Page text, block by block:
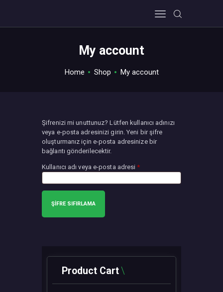
My account
Home Shop My account
PRIVACY POLICY
CONTACT US
Şifrenizi mi unuttunuz? Lütfen kullanıcı adınızı
veya e-posta adresinizi girin. Yeni bir şifre
oluşturmanız için e-posta adresinize bir
bağlantı gönderilecektir.
Kullanıcı adı veya e-posta adresi*
ŞIFRE SIFIRLAMA
Product Cart